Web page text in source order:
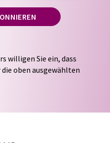
willigen Sie ein, dass
die oben ausgewählten
Daten werden
. LUMITOS darf
Ihre